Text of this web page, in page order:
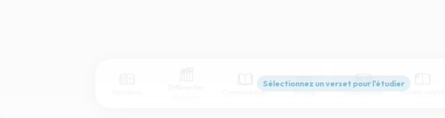
Commentaires Strong Dictionnaire Versets relatifs